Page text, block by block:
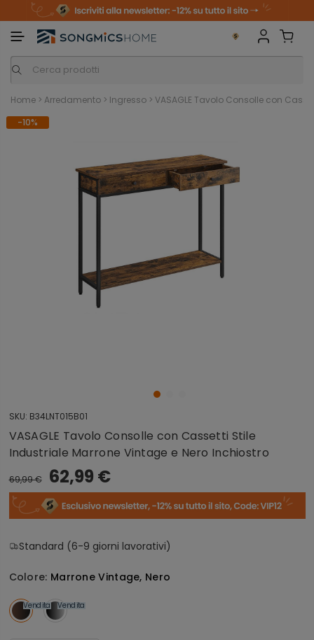
Home > Arredamento > Ingresso > VASAGLE Tavolo Consolle con
-10%
SKU: B34LNT015B01
VASAGLE Tavolo Consolle con Cassetti Stile
Industriale Marrone Vintage e Nero Inchiostro
69,99 € 62,99 €
Standard (6-9 giorni lavorativi)
Colore: Marrone Vintage, Nero
Vendita Vendita
n
i